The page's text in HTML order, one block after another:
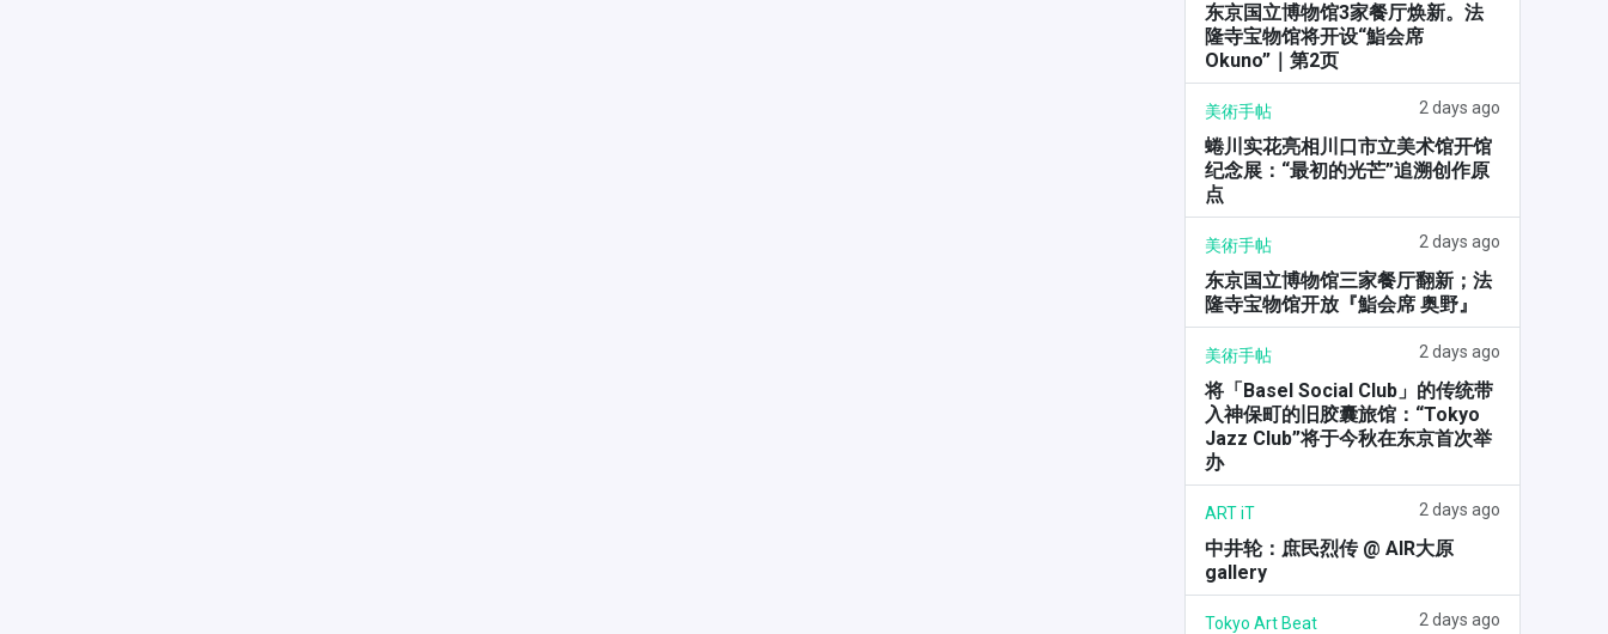
东京国立博物馆3家餐厅焕新。法
隆寺宝物馆将开设“鮨会席
Okuno”｜第2页
美術手帖 2 days ago
蜷川实花亮相川口市立美术馆开馆
纪念展：“最初的光芒”追溯创作原
点
美術手帖 2 days ago
东京国立博物馆三家餐厅翻新；法
隆寺宝物馆开放『鮨会席 奥野』
美術手帖 2 days ago
将「Basel Social Club」的传统带
入神保町的旧胶囊旅馆：“Tokyo
Jazz Club”将于今秋在东京首次举
办
ART iT 2 days ago
中井轮：庶民烈传 @ AIR大原
gallery
Tokyo Art Beat 2 days ago